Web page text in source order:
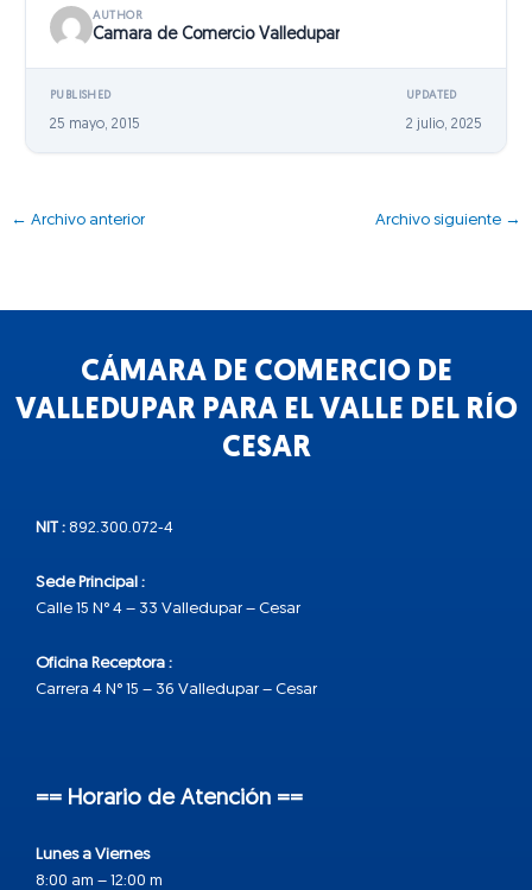
AUTHOR
Camara de Comercio Valledupar
PUBLISHED
25 mayo, 2015
UPDATED
2 julio, 2025
← Archivo anterior Archivo siguiente →
CÁMARA DE COMERCIO DE
VALLEDUPAR PARA EL VALLE DEL RÍO
CESAR
NIT : 892.300.072-4
Sede Principal :
Calle 15 N° 4 – 33 Valledupar – Cesar
Oficina Receptora :
Carrera 4 N° 15 – 36 Valledupar – Cesar
== Horario de Atención ==
Lunes a Viernes
8:00 am – 12:00 m